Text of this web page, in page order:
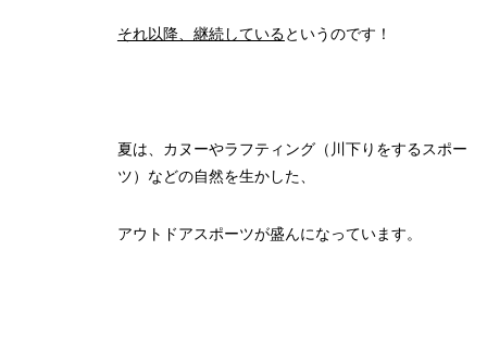
それ以降、継続しているというのです！
夏は、カヌーやラフティング（川下りをするスポー
ツ）などの自然を生かした、
アウトドアスポーツが盛んになっています。